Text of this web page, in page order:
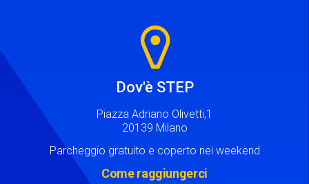
Dov'è STEP
Piazza Adriano Olivetti,1
20139 Milano
Parcheggio gratuito e coperto nei weekend
Come raggiungerci